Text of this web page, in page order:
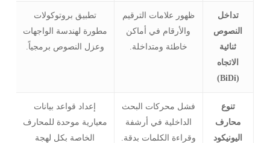
تداخل
النصوص
ثنائية
الاتجاه
(BiDi)
ظهور علامات الترقيم
والأرقام في أماكن
خاطئة ومتداخلة.
تطبيق بروتوكولات
مطورة لهندسة الواجهات
وعزل النصوص برمجياً.
تنوع
محارف
اليونيكود
فشل محركات البحث
الداخلية في أرشفة
وقراءة الكلمات بدقة.
إعداد قواعد بيانات
معيارية موحدة للمحارف
الخاصة بكل لهجة